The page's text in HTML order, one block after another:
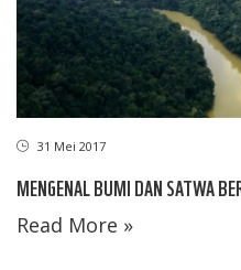
31 Mei 2017
MENGENAL BUMI DAN SATWA
Read More »